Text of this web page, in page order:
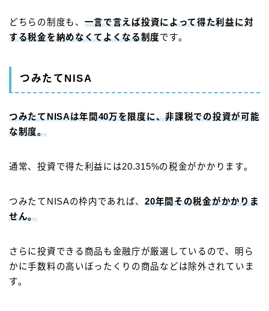
どちらの制度も、 一言で言えば投資によって得た利益に対
する税金を納めなくてよくなる制度です。
つみたてNISA
つみたてNISAは年間40万を限度に、非課税での投資が可能
な制度。
通常、投資で得た利益には20.315%の税金がかかります。
つみたてNISAの枠内であれば、20年間その税金がかかりま
せん。
さらに投資できる商品も金融庁が厳選しているので、明ら
かに手数料の高いぼったくりの商品などは除外されていま
す。